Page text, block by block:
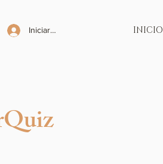
Iniciar sesión INICIO